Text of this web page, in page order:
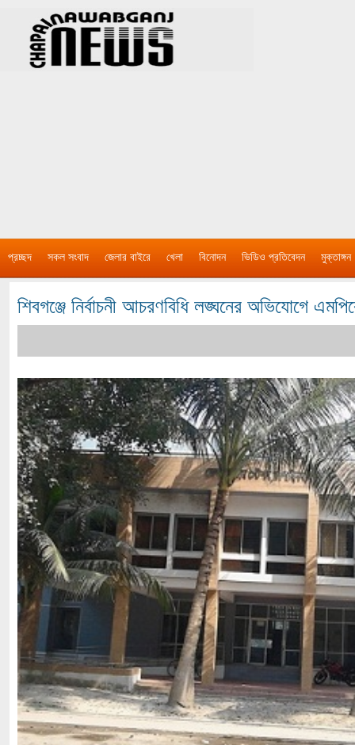
প্রচ্ছদ সকল সংবাদ জেলার বাইরে খেলা বিনোদন ভিডিও প্রতিবেদন মুক্তাঙ্গন
শিবগঞ্জে নির্বাচনী আচরণবিধি লঙ্ঘনের অভিযোগে